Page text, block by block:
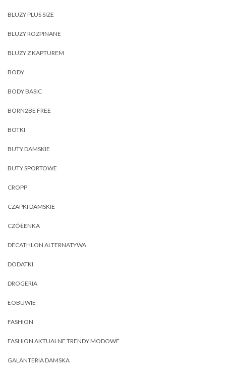
BLUZY PLUS SIZE
BLUZY ROZPINANE
BLUZY Z KAPTUREM
BODY
BODY BASIC
BORN2BE FREE
BOTKI
BUTY DAMSKIE
BUTY SPORTOWE
CROPP
CZAPKI DAMSKIE
CZÓŁENKA
DECATHLON ALTERNATYWA
DODATKI
DROGERIA
EOBUWIE
FASHION
FASHION AKTUALNE TRENDY MODOWE
GALANTERIA DAMSKA